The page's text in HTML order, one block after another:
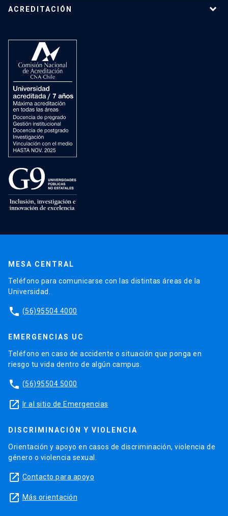
ACREDITACIÓN
MESA CENTRAL
Teléfono para comunicarse con las distintas áreas de la
Universidad.
phone (56)95504 4000
EMERGENCIAS UC
Teléfono en caso de accidente o situación que ponga en
riesgo tu vida dentro de algún campus.
phone (56)95504 5000
launch Ir al sitio de Emergencias
DISCRIMINACIÓN Y VIOLENCIA
Orientación y apoyo en casos de discriminación, violencia de
género o violencia sexual.
launch Contacto para apoyo
launch Más orientación